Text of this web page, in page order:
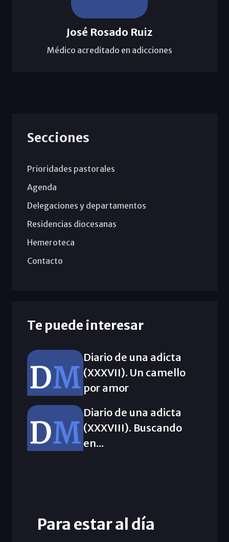
José Rosado Ruiz
Médico acreditado en adicciones
Secciones
Prioridades pastorales
Agenda
Delegaciones y departamentos
Residencias diocesanas
Hemeroteca
Contacto
Te puede interesar
Diario de una adicta
(XXXVII). Un camello
por amor
Diario de una adicta
(XXXVIII). Buscando
en...
Para estar al día